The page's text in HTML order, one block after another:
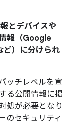
とデバイスや
報（Google
ど）に分けられ
ッチレベルを宣
る公開情報に掲
処が必要となり
のセキュリティ